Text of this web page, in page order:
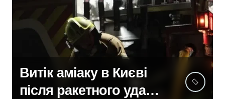
У Києві через суд
повернули громаді